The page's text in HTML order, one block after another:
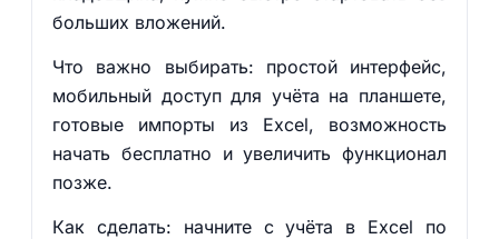
больших вложений.
Что важно выбирать: простой интерфейс,
мобильный доступ для учёта на планшете,
готовые импорты из Excel, возможность
начать бесплатно и увеличить функционал
позже.
Как сделать: начните с учёта в Excel по